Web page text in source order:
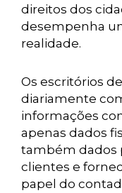
direitos dos
desempenha
realidade.
Os escritórios
diariamente
informações
apenas dados
também dados
clientes e
papel do